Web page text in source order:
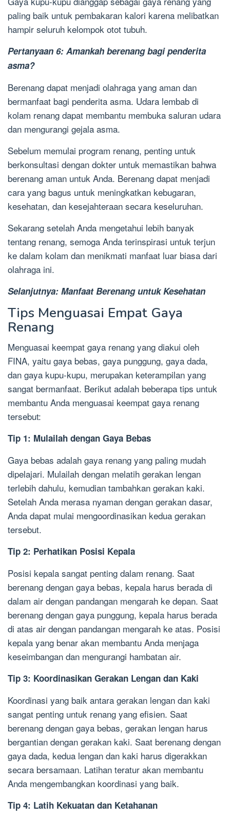
paling baik untuk pembakaran kalori karena melibatkan
hampir seluruh kelompok otot tubuh.
Pertanyaan 6: Amankah berenang bagi penderita
asma?
Berenang dapat menjadi olahraga yang aman dan
bermanfaat bagi penderita asma. Udara lembab di
kolam renang dapat membantu membuka saluran udara
dan mengurangi gejala asma.
Sebelum memulai program renang, penting untuk
berkonsultasi dengan dokter untuk memastikan bahwa
berenang aman untuk Anda. Berenang dapat menjadi
cara yang bagus untuk meningkatkan kebugaran,
kesehatan, dan kesejahteraan secara keseluruhan.
Sekarang setelah Anda mengetahui lebih banyak
tentang renang, semoga Anda terinspirasi untuk terjun
ke dalam kolam dan menikmati manfaat luar biasa dari
olahraga ini.
Selanjutnya: Manfaat Berenang untuk Kesehatan
Tips Menguasai Empat Gaya
Renang
Menguasai keempat gaya renang yang diakui oleh
FINA, yaitu gaya bebas, gaya punggung, gaya dada,
dan gaya kupu-kupu, merupakan keterampilan yang
sangat bermanfaat. Berikut adalah beberapa tips untuk
membantu Anda menguasai keempat gaya renang
tersebut:
Tip 1: Mulailah dengan Gaya Bebas
Gaya bebas adalah gaya renang yang paling mudah
dipelajari. Mulailah dengan melatih gerakan lengan
terlebih dahulu, kemudian tambahkan gerakan kaki.
Setelah Anda merasa nyaman dengan gerakan dasar,
Anda dapat mulai mengoordinasikan kedua gerakan
tersebut.
Tip 2: Perhatikan Posisi Kepala
Posisi kepala sangat penting dalam renang. Saat
berenang dengan gaya bebas, kepala harus berada di
dalam air dengan pandangan mengarah ke depan. Saat
berenang dengan gaya punggung, kepala harus berada
di atas air dengan pandangan mengarah ke atas. Posisi
kepala yang benar akan membantu Anda menjaga
keseimbangan dan mengurangi hambatan air.
Tip 3: Koordinasikan Gerakan Lengan dan Kaki
Koordinasi yang baik antara gerakan lengan dan kaki
sangat penting untuk renang yang efisien. Saat
berenang dengan gaya bebas, gerakan lengan harus
bergantian dengan gerakan kaki. Saat berenang dengan
gaya dada, kedua lengan dan kaki harus digerakkan
secara bersamaan. Latihan teratur akan membantu
Anda mengembangkan koordinasi yang baik.
Tip 4: Latih Kekuatan dan Ketahanan